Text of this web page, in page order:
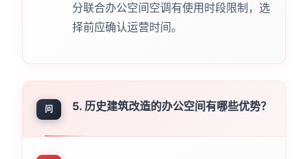
分联合办公空间空调有使用时段限制，选
择前应确认运营时间。
问 5. 历史建筑改造的办公空间有哪些优势？